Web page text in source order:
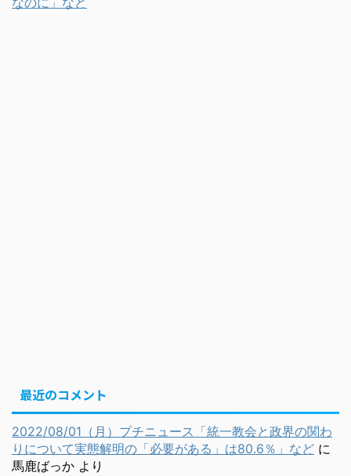
最近のコメント
2022/08/01（月）プチニュース「統一教会と政界の関わ
りについて実態解明の「必要がある」は80.6％」など に
馬鹿ばっか より